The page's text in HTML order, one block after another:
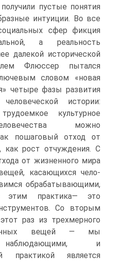
пустые понятия
интуиции. Во все
сфер фикция
а реальность
далекой исторической
Флюссер пытался
словом «новая
четыре фазы разви­тия
истории:
культурное
можно
пошаго­вый отход от
как рост отчуждения. С
от жизненного мира
касающихся чело­
обрабатывающими,
этим прак­тика— это
Со вторым
раз из трехмерного
вещей — мы
наблюдающими, и
практикой является